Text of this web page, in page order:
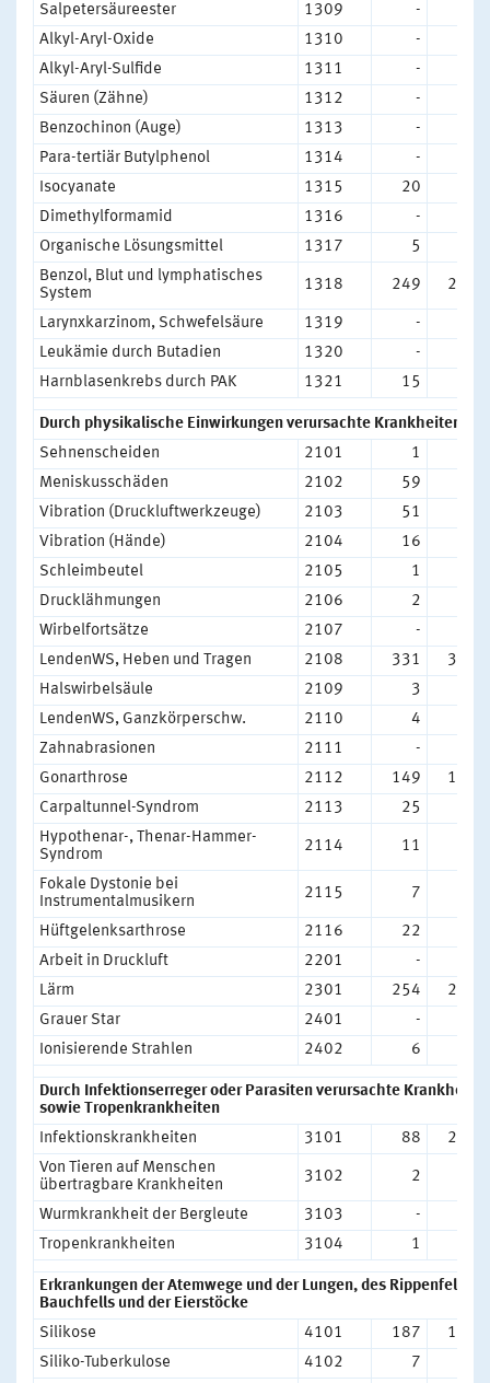
Salpetersäureester
1309 -
Alkyl-Aryl-Oxide
1310 -
Alkyl-Aryl-Sulfide
1311 -
Säuren (Zähne)
1312 -
Benzochinon (Auge)
1313 -
Para-tertiär Butylphenol
1314 -
Isocyanate
1315 20
Dimethylformamid
1316 -
Organische Lösungsmittel
1317 5
Benzol, Blut und lymphatisches
System
1318 249 256
Larynxkarzinom, Schwefelsäure 1319 -
Leukämie durch Butadien
1320 -
Harnblasenkrebs durch PAK
1321 15
Durch physikalische Einwirkungen verursachte Krankheiten
Sehnenscheiden
2101 1
Meniskusschäden
2102 59
Vibration (Druckluftwerkzeuge)
2103 51
Vibration (Hände)
2104 16
Schleimbeutel
2105 1
Drucklähmungen
2106 2
Wirbelfortsätze
2107 -
LendenWS, Heben und Tragen
2108 331
338
Halswirbelsäule
2109 3
LendenWS, Ganzkörperschw.
2110 4
Zahnabrasionen
2111 -
Gonarthrose
2112 149
175
Carpaltunnel-Syndrom
2113 25
Hypothenar-, Thenar-Hammer-
Syndrom
2114 11
Fokale Dystonie bei
Instrumentalmusikern
2115 7
Hüftgelenksarthrose 2116 22
Arbeit in Druckluft
2201 -
Lärm
2301 254
275
Grauer Star
2401 -
Ionisierende Strahlen
2402 6
Durch Infektionserreger oder Parasiten verursachte Krankheiten
sowie Tropenkrankheiten
Infektionskrankheiten
3101 88
218
Von Tieren auf Menschen
übertragbare Krankheiten
3102 2
Wurmkrankheit der Bergleute 3103 -
Tropenkrankheiten
3104 1
Erkrankungen der Atemwege und der Lungen, des Rippenfells,
Bauchfells und der Eierstöcke
Silikose
4101 187
178
Siliko-Tuberkulose
4102 7